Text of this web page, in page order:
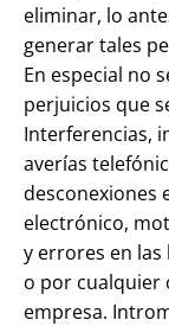
eliminar, lo
generar tales
En especial no
perjuicios que
Interferencias,
averías
desconexiones
electrónico,
y errores en las
o por cualquier
empresa.